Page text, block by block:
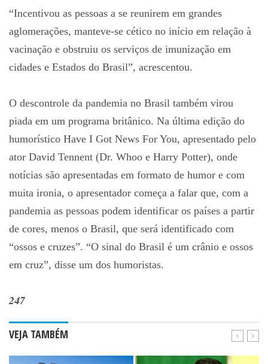
“Incentivou as pessoas a se reunirem em grandes
aglomerações, manteve-se cético no início em relação à
vacinação e obstruiu os serviços de imunização em
cidades e Estados do Brasil”, acrescentou.
O descontrole da pandemia no Brasil também virou
piada em um programa britânico. Na última edição do
humorístico Have I Got News For You, apresentado pelo
ator David Tennent (Dr. Whoo e Harry Potter), onde
notícias são apresentadas em formato de humor e com
muita ironia, o apresentador começa a falar que, com a
pandemia as pessoas podem identificar os países a partir
de cores, menos o Brasil, que será identificado com
“ossos e cruzes”. “O sinal do Brasil é um crânio e ossos
em cruz”, disse um dos humoristas.
247
VEJA TAMBÉM